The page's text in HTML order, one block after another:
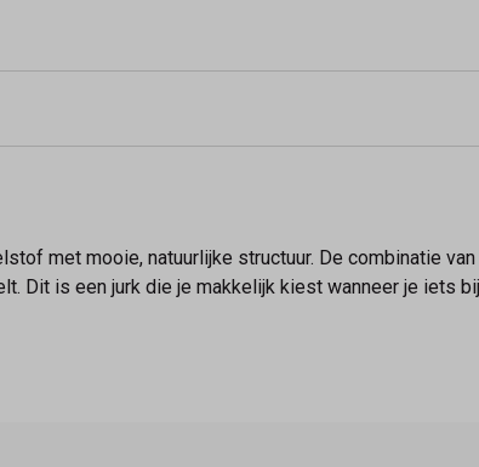
met mooie, natuurlijke structuur. De combinatie
Dit is een jurk die je makkelijk kiest wanneer je iets